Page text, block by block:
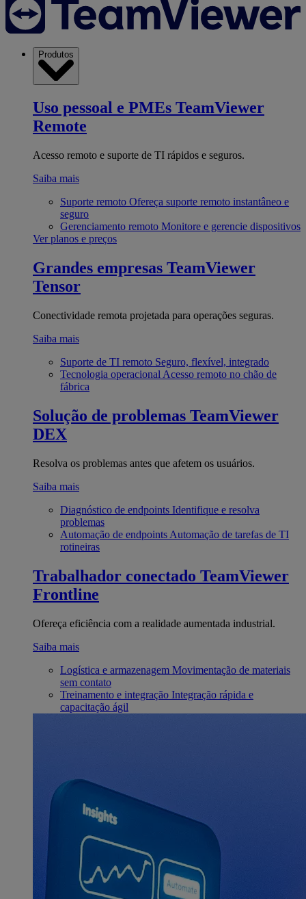
Produtos
Uso pessoal e PMEs TeamViewer
Remote
Acesso remoto e suporte de TI rápidos e seguros.
Saiba mais
Suporte remoto Ofereça suporte remoto instantâneo e
seguro
Gerenciamento remoto Monitore e gerencie dispositivos
Ver planos e preços
Grandes empresas TeamViewer
Tensor
Conectividade remota projetada para operações seguras.
Saiba mais
Suporte de TI remoto Seguro, flexível, integrado
Tecnologia operacional Acesso remoto no chão de
fábrica
Solução de problemas TeamViewer
DEX
Resolva os problemas antes que afetem os usuários.
Saiba mais
Diagnóstico de endpoints Identifique e resolva
problemas
Automação de endpoints Automação de tarefas de TI
rotineiras
Trabalhador conectado TeamViewer
Frontline
Ofereça eficiência com a realidade aumentada industrial.
Saiba mais
Logística e armazenagem Movimentação de materiais
sem contato
Treinamento e integração Integração rápida e
capacitação ágil